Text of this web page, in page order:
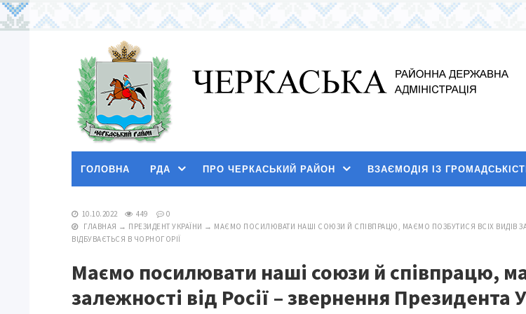
ГОЛОВНА РДА ПРО ЧЕРКАСЬКИЙ РАЙОН ВЗАЄМОДІЯ ІЗ
10.10.2022 449
0
ГЛАВНАЯ → ПРЕЗИДЕНТ УКРАЇНИ → МАЄМО ПОСИЛЮВАТИ НАШІ СОЮЗИ Й СПІВПРАЦЮ, МАЄМО ПОЗБУТИСЯ ВСІХ ВИДІВ
ВІДБУВАЄТЬСЯ В ЧОРНОГОРІЇ
Маємо посилювати наші союзи й співпрацю,
залежності від Росії – звернення